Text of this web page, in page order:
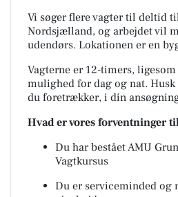
Vi søger flere vagter til deltid
Nordsjælland, og arbejdet vil
udendørs. Lokationen er en
Vagterne er 12-timers,
mulighed for dag og nat.
du foretrækker, i din
Hvad er vores forventninger
Du har bestået AMU
Vagtkursus
Du er serviceminded og